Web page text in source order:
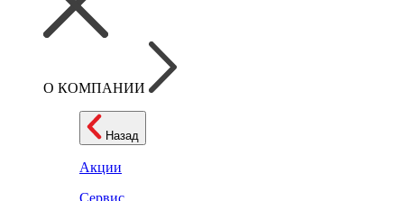
О КОМПАНИИ
Назад
Акции
Сервис